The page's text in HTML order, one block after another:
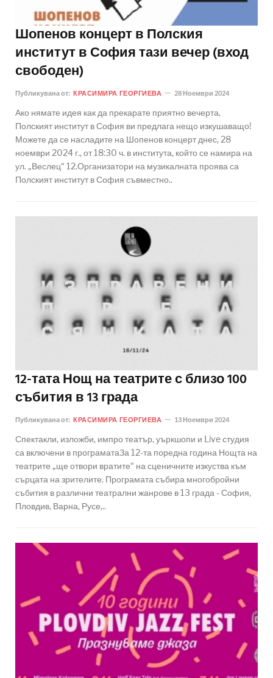
Шопенов концерт в Полския
институт в София тази вечер (вход
свободен)
Публикувана от: КРАСИМИРА ГЕОРГИЕВА 28 Ноември 2024
Ако нямате идея как да прекарате приятно вечерта,
Полският институт в София ви предлага нещо изкушаващо!
Можете да се насладите на Шопенов концерт днес, 28
ноември 2024 г., от 18:30 ч. в института, който се намира на
ул. „Веслец“ 12.Организатори на музикалната проява са
Полският институт в София съвместно..
12-тата Нощ на театрите с близо 100
събития в 13 града
Публикувана от: КРАСИМИРА ГЕОРГИЕВА 13 Ноември 2024
Спектакли, изложби, импро театър, уъркшопи и Live студия
са включени в програматаЗа 12-та поредна година Нощта на
театрите „ще отвори вратите“ на сценичните изкуства към
сърцата на зрителите. Програмата събира многобройни
събития в различни театрални жанрове в 13 града - София,
Пловдив, Варна, Русе,..